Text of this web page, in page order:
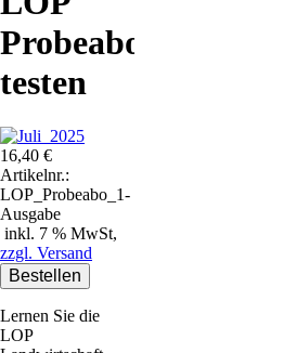
Probeabo
testen
16,40 €
Artikelnr.:
LOP_Probeabo_1-
Ausgabe
inkl. 7 % MwSt,
zzgl. Versand
Lernen Sie die
LOP